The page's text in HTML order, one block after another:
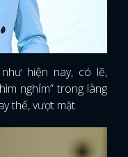
hiện nay, có lẽ,
nghỉm” trong làng
thế, vượt mặt.